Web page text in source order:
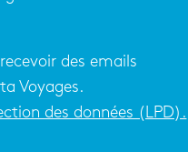
des emails
Voyages.
des données (LPD).